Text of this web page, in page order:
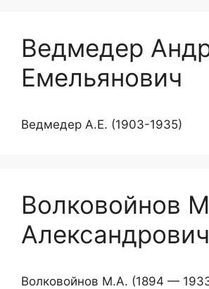
Ведмедер
Емельянович
Ведмедер А.Е. (1903-1935)
Волковойнов
Александрович
Волковойнов М.А. (1894 —